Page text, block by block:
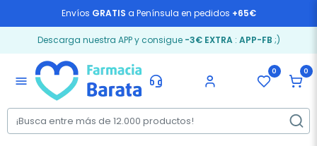
Envíos GRATIS a Península en pedidos +65€
Descarga nuestra APP y consigue -3€ EXTRA: APP-FB ;)
menu
0 0